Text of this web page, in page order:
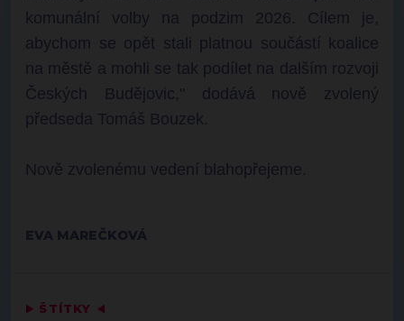
komunální volby na podzim 2026. Cílem je,
abychom se opět stali platnou součástí koalice
na městě a mohli se tak podílet na dalším rozvoji
Českých Budějovic," dodává nově zvolený
předseda Tomáš Bouzek.
Nově zvolenému vedení blahopřejeme.
EVA MAREČKOVÁ
▶ ŠTÍTKY ◀